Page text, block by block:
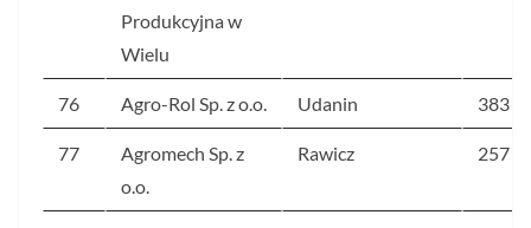
Produkcyjna w
Wielu
76 Agro-Rol Sp. z o.o. Udanin 383
77
Agromech Sp. z
o.o.
Rawicz 257